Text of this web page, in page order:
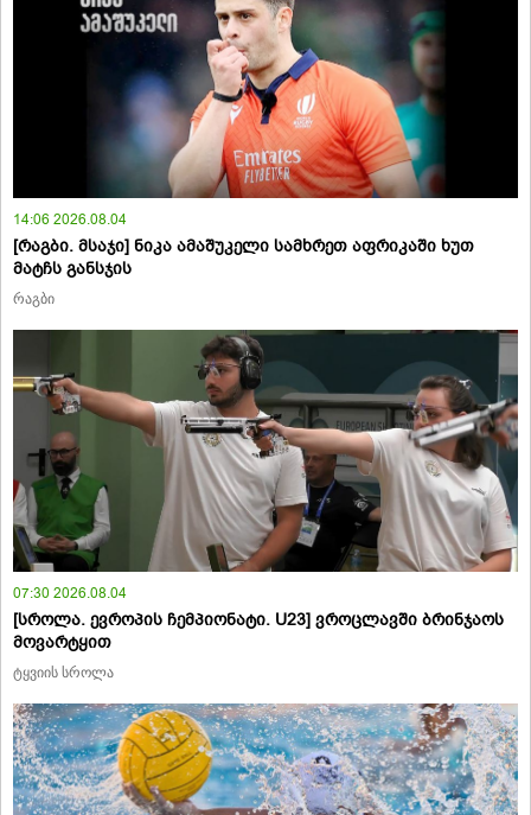
14:06 2026.08.04
[რაგბი. მსაჯი] ნიკა ამაშუკელი სამხრეთ აფრიკაში ხუთ
მატჩს განსჯის
რაგბი
07:30 2026.08.04
[სროლა. ევროპის ჩემპიონატი. U23] ვროცლავში ბრინჯაოს
მოვარტყით
ტყვიის სროლა